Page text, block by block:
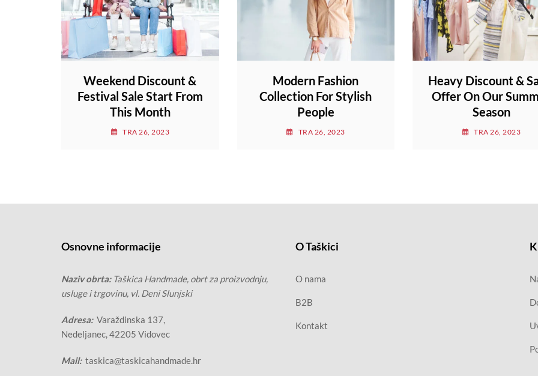
Weekend Discount &
Festival Sale Start From
This Month
TRA 26, 2023
Modern Fashion
Collection For Stylish
People
TRA 26, 2023
Heavy Discount &
Offer On Our
Season
TRA 26, 2023
Osnovne informacije
Naziv obrta: Taškica Handmade, obrt za proizvodnju,
usluge i trgovinu, vl. Deni Slunjski
Adresa:Varaždinska 137,
Nedeljanec, 42205 Vidovec
Mail: taskica@taskicahandmade.hr
O Taškici
O nama
B2B
Kontakt